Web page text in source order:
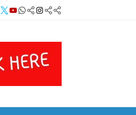
Facebook
Twitter
Youtube
Whatsapp
बलिया
लाइव
FOLLOW/JOIN
करें
Instagram
Telegram